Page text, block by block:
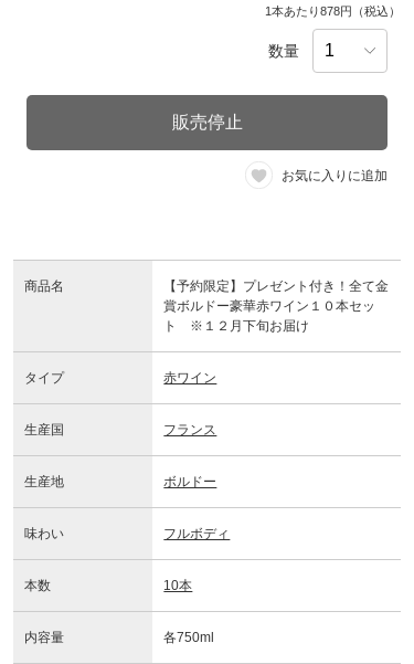
1本あたり878円（税込）
数量
販売停止
お気に入りに追加
商品名
【予約限定】プレゼント付き！全て金
賞ボルドー豪華赤ワイン１０本セッ
ト ※１２月下旬お届け
タイプ 赤ワイン
生産国 フランス
生産地 ボルドー
味わい フルボディ
本数 10本
内容量 各750ml